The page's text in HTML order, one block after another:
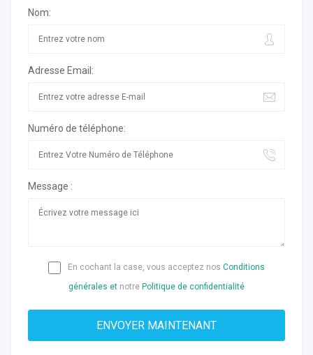
Nom:
Adresse Email:
Numéro de téléphone:
Message :
En cochant la case, vous acceptez nos Conditions
générales et notre Politique de confidentialité